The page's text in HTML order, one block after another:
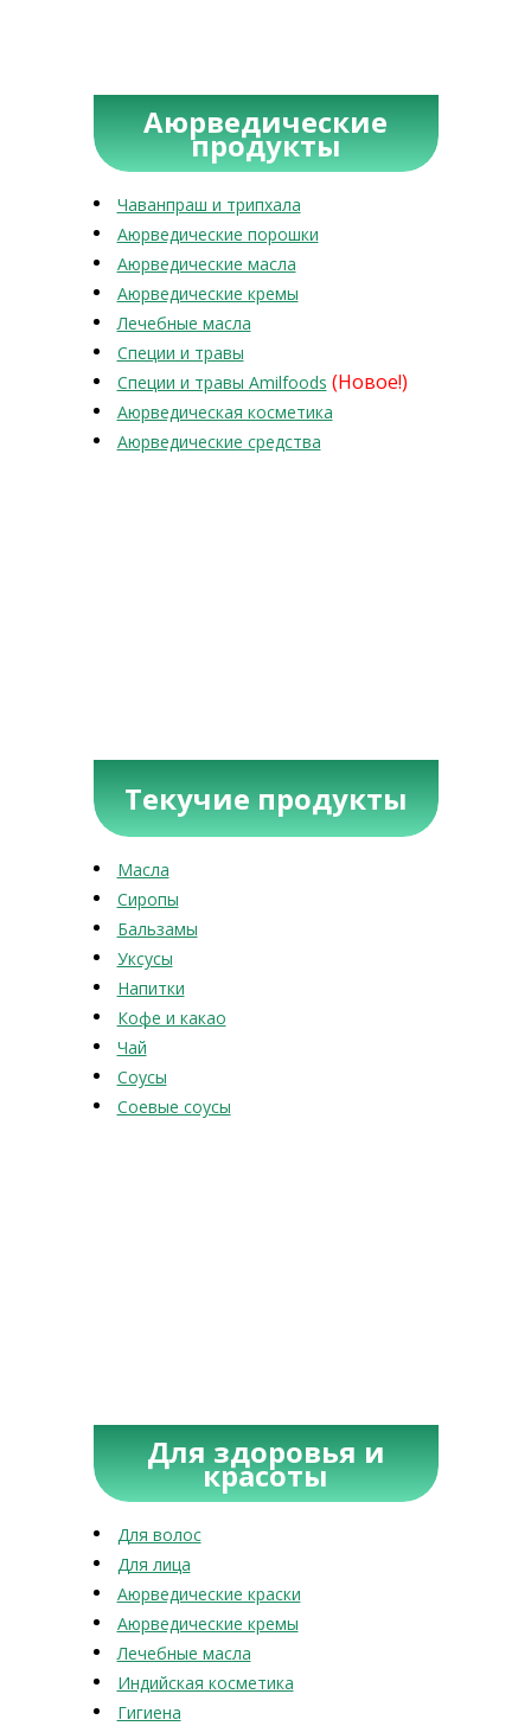
Аюрведические
продукты
Чаванпраш и трипхала
Аюрведические порошки
Аюрведические масла
Аюрведические кремы
Лечебные масла
Специи и травы
Специи и травы Amilfoods (Новое!)
Аюрведическая косметика
Аюрведические средства
Текучие продукты
Масла
Сиропы
Бальзамы
Уксусы
Напитки
Кофе и какао
Чай
Соусы
Соевые соусы
Для здоровья и
красоты
Для волос
Для лица
Аюрведические краски
Аюрведические кремы
Лечебные масла
Индийская косметика
Гигиена